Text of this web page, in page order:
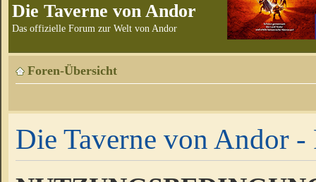
Die Taverne von Andor
Das offizielle Forum zur Welt von Andor
Foren-Übersicht
Die Taverne von Andor -